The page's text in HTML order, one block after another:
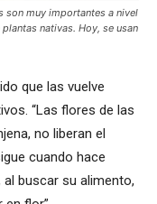
son muy importantes a nivel
nativas. Hoy, se usan
que las vuelve
“Las flores de las
no liberan el
cuando hace
buscar su alimento,